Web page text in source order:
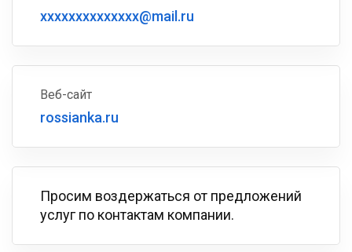
xxxxxxxxxxxxxx@mail.ru
Веб-сайт
rossianka.ru
Просим воздержаться от предложений
услуг по контактам компании.